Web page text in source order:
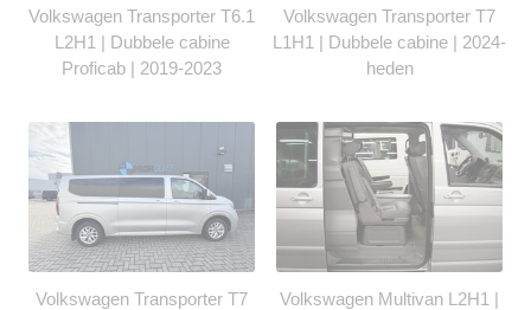
Volkswagen Transporter T6.1
L2H1 | Dubbele cabine
Proficab | 2019-2023
Volkswagen Transporter T7
L1H1 | Dubbele cabine | 2024-
heden
Volkswagen Transporter T7
Volkswagen Multivan L2H1 |